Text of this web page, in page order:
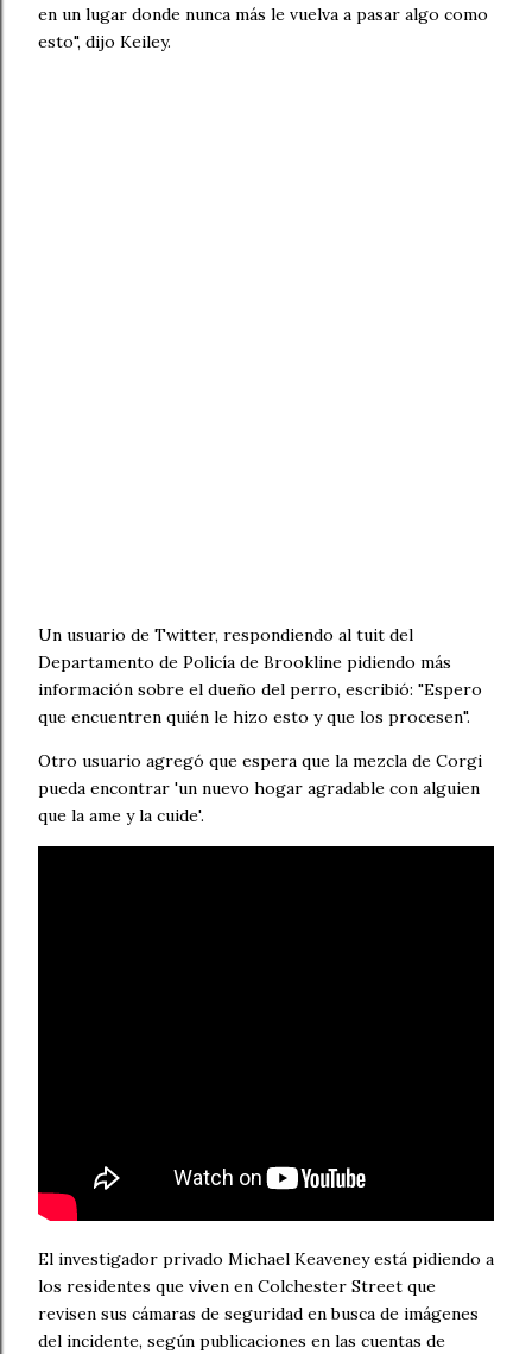
en un lugar donde nunca más le vuelva a pasar algo como
esto", dijo Keiley.
Un usuario de Twitter, respondiendo al tuit del
Departamento de Policía de Brookline pidiendo más
información sobre el dueño del perro, escribió: "Espero
que encuentren quién le hizo esto y que los procesen".
Otro usuario agregó que espera que la mezcla de Corgi
pueda encontrar 'un nuevo hogar agradable con alguien
que la ame y la cuide'.
El investigador privado Michael Keaveney está pidiendo a
los residentes que viven en Colchester Street que
revisen sus cámaras de seguridad en busca de imágenes
del incidente, según publicaciones en las cuentas de